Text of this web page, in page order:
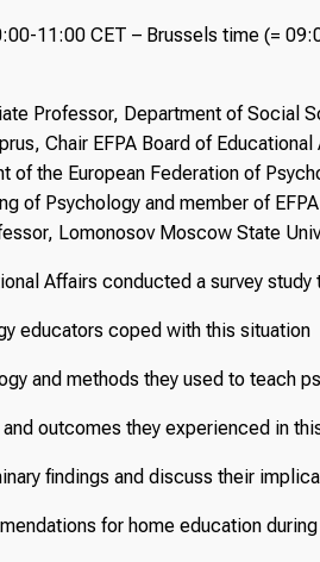
11:00 CET – Brussels time (=
Professor, Department of Social
Chair EFPA Board of Educational
of the European Federation of
of Psychology and member of
Lomonosov Moscow State
Affairs conducted a survey study
coped with this situation
methods they used to teach
they experienced in this
and discuss their
for home education